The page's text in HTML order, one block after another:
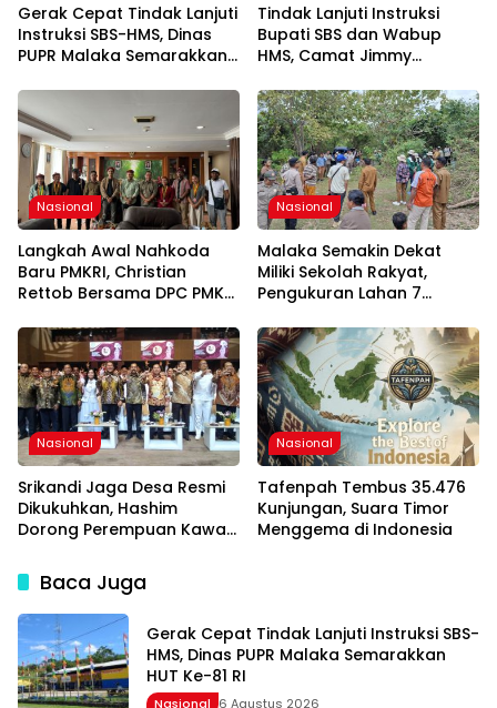
Gerak Cepat Tindak Lanjuti
Instruksi SBS-HMS, Dinas
PUPR Malaka Semarakkan
Tindak Lanjuti Instruksi
Bupati SBS dan Wabup
HMS, Camat Jimmy
Kades Semarakkan HUT
ke-81 RI
Nasional
Langkah Awal Nahkoda
Baru PMKRI, Christian
Rettob Bersama DPC PMKRI
Manggarai Perkuat
Kolaborasi Masa Depan
Nasional
Malaka Semakin Dekat
Miliki Sekolah Rakyat,
Pengukuran Lahan 7
Dimulai
Nasional
Srikandi Jaga Desa Resmi
Dikukuhkan, Hashim
Dorong Perempuan Kawal
Pemerintah
Nasional
Tafenpah Tembus 35.476
Kunjungan, Suara Timor
Menggema di Indonesia
Baca Juga
Gerak Cepat Tindak Lanjuti Instruksi SBS-
HMS, Dinas PUPR Malaka Semarakkan
HUT Ke-81 RI
Nasional 6 Agustus 2026